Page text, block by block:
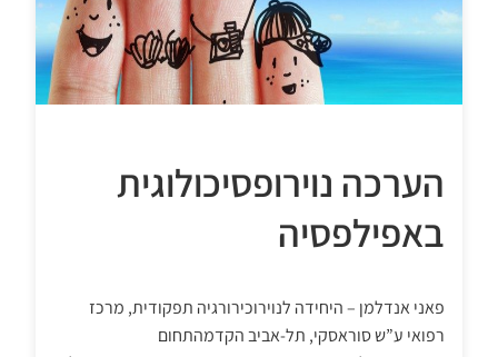
הערכה נוירופסיכולוגית
באפילפסיה
פאני אנדלמן – היחידה לנוירוכירורגיה תפקודית, מרכז
רפואי ע”ש סוראסקי, תל-אביב הקדמהתחום